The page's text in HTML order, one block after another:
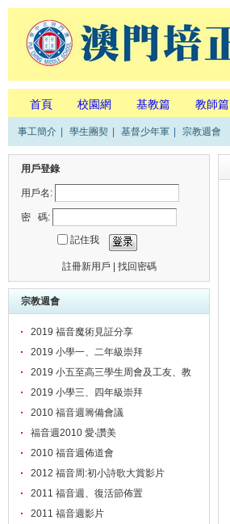
首頁 校園網 基教篇 教師篇
事工簡介 學生團契 基督少年軍 宗教週會
用戶登錄
用戶名:
密 碼:
記住我
註冊新用戶 找回密碼
宗教週會
2019 福音魔術見証分享
2019 小學一、二年級崇拜
2019 小五至高三學生周會及工友、教
職員靈修會
2019 小學三、四年級崇拜
2010 福音週籌備會議
福音週2010 愛‧讚美
2010 福音週佈道會
2012 福音周:初小詩歌大賞影片
2011 福音週、復活節佈置
2011 福音週影片